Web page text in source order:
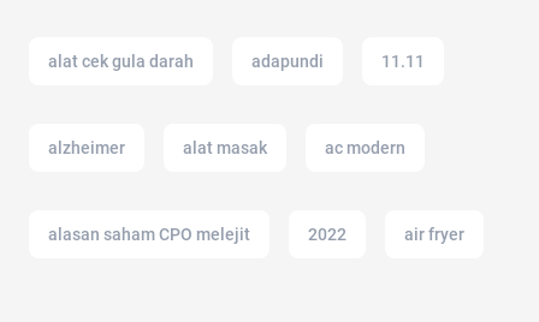
alat cek gula darah adapundi 11.11
alzheimer alat masak ac modern
alasan saham CPO melejit 2022 air fryer